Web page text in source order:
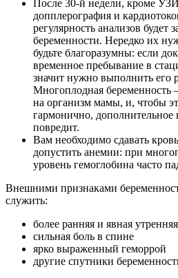
После 30-й недели, кроме
допплерография и
регулярность анализов будет
беременности. Нередко их
будьте благоразумны: если
временное пребывание в
значит нужно выполнить его
Многоплодная беременность
на организм мамы, и, чтобы
гармонично, дополнительное
повредит.
Вам необходимо сдавать
допустить анемии: при
уровень гемоглобина часто
Внешними признаками
служить:
более ранняя и явная
сильная боль в спине
ярко выраженный геморрой
другие спутники